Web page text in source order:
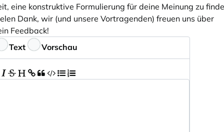
eine konstruktive Formulierung für deine Meinung zu
Dank, wir (und unsere Vortragenden) freuen uns über
Feedback!
Text Vorschau